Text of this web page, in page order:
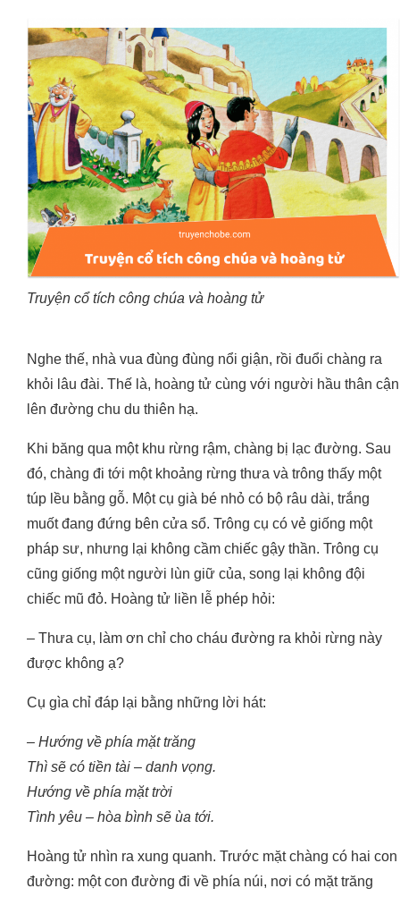
Truyện cổ tích công chúa và hoàng tử
Nghe thế, nhà vua đùng đùng nổi giận, rồi đuổi chàng ra
khỏi lâu đài. Thế là, hoàng tử cùng với người hầu thân cận
lên đường chu du thiên hạ.
Khi băng qua một khu rừng rậm, chàng bị lạc đường. Sau
đó, chàng đi tới một khoảng rừng thưa và trông thấy một
túp lều bằng gỗ. Một cụ già bé nhỏ có bộ râu dài, trắng
muốt đang đứng bên cửa sổ. Trông cụ có vẻ giống một
pháp sư, nhưng lại không cầm chiếc gậy thần. Trông cụ
cũng giống một người lùn giữ của, song lại không đội
chiếc mũ đỏ. Hoàng tử liền lễ phép hỏi:
– Thưa cụ, làm ơn chỉ cho cháu đường ra khỏi rừng này
được không ạ?
Cụ gìa chỉ đáp lại bằng những lời hát:
– Hướng về phía mặt trăng
Thì sẽ có tiền tài – danh vọng.
Hướng về phía mặt trời
Tình yêu – hòa bình sẽ ùa tới.
Hoàng tử nhìn ra xung quanh. Trước mặt chàng có hai con
đường: một con đường đi về phía núi, nơi có mặt trăng